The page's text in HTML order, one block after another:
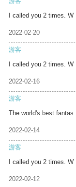
I called you 2 times. W
2022-02-20
游客
I called you 2 times. W
2022-02-16
游客
The world's best fantas
2022-02-14
游客
I called you 2 times. W
2022-02-12